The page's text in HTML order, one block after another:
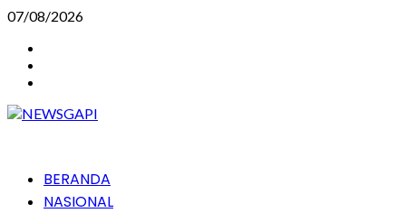
Skip
content
07/08/2026
PrimaryBERANDA
NASIONAL